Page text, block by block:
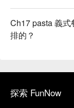
Ch17 pasta 義
排的？
探索 FunNow